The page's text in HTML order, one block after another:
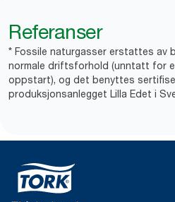
Referanser
* Fossile naturgasser erstattes av
normale driftsforhold (unntatt for
oppstart), og det benyttes
produksjonsanlegget Lilla Edet i